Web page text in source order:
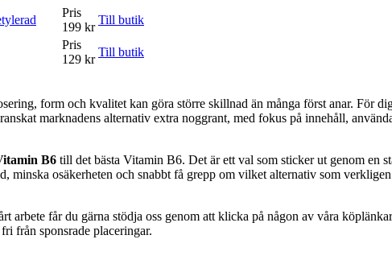
Pris
199 kr
Till butik
Pris
129 kr
Till butik
form och kvalitet kan göra större skillnad än många först anar. För
marknadens alternativ extra noggrant, med fokus på innehåll,
B6 till det bästa Vitamin B6. Det är ett val som sticker ut genom en
osäkerheten och snabbt få grepp om vilket alternativ som
arbete får du gärna stödja oss genom att klicka på någon av våra
från sponsrade placeringar.